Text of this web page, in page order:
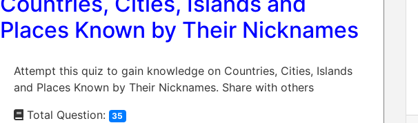
Places Known by Their Nicknames
Attempt this quiz to gain knowledge on Countries, Cities, Islands
and Places Known by Their Nicknames. Share with others
Total Question:
35